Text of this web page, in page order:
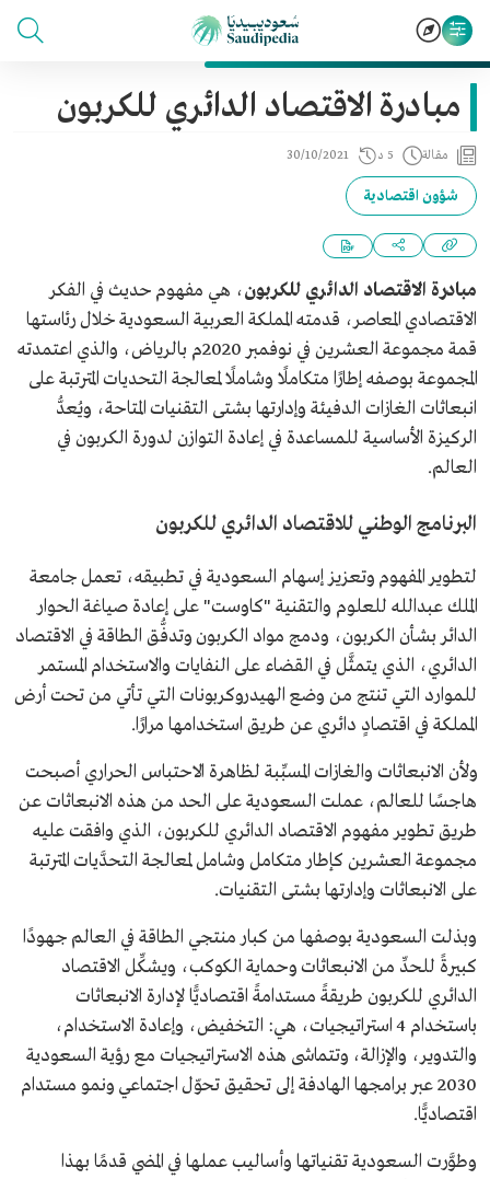
مبادرة الاقتصاد الدائري للكربون
مقالة 5 د 30/10/2021
شؤون اقتصادية
مبادرة الاقتصاد الدائري للكربون، هي مفهوم حديث في الفكر
الاقتصادي المعاصر، قدمته المملكة العربية السعودية خلال رئاستها
قمة مجموعة العشرين في نوفمبر 2020م بالرياض، والذي اعتمدته
المجموعة بوصفه إطارًا متكاملًا وشاملًا لمعالجة التحديات المترتبة على
انبعاثات الغازات الدفيئة وإدارتها بشتى التقنيات المتاحة، ويُعدُّ
الركيزة الأساسية للمساعدة في إعادة التوازن لدورة الكربون في
العالم.
البرنامج الوطني للاقتصاد الدائري للكربون
لتطوير المفهوم وتعزيز إسهام السعودية في تطبيقه، تعمل جامعة
الملك عبدالله للعلوم والتقنية "كاوست" على إعادة صياغة الحوار
الدائر بشأن الكربون، ودمج مواد الكربون وتدفُّق الطاقة في الاقتصاد
الدائري، الذي يتمثَّل في القضاء على النفايات والاستخدام المستمر
للموارد التي تنتج من وضع الهيدروكربونات التي تأتي من تحت أرض
المملكة في اقتصادٍ دائري عن طريق استخدامها مرارًا.
ولأن الانبعاثات والغازات المسبِّبة لظاهرة الاحتباس الحراري أصبحت
هاجسًا للعالم، عملت السعودية على الحد من هذه الانبعاثات عن
طريق تطوير مفهوم الاقتصاد الدائري للكربون، الذي وافقت عليه
مجموعة العشرين كإطار متكامل وشامل لمعالجة التحدَّيات المترتبة
على الانبعاثات وإدارتها بشتى التقنيات.
وبذلت السعودية بوصفها من كبار منتجي الطاقة في العالم جهودًا
كبيرةً للحدِّ من الانبعاثات وحماية الكوكب، ويشكِّل الاقتصاد
الدائري للكربون طريقةً مستدامةً اقتصاديًّا لإدارة الانبعاثات
باستخدام 4 استراتيجيات، هي: التخفيض، وإعادة الاستخدام،
والتدوير، والإزالة، وتتماشى هذه الاستراتيجيات مع رؤية السعودية
2030 عبر برامجها الهادفة إلى تحقيق تحوّل اجتماعي ونمو مستدام
اقتصاديًّا.
وطوَّرت السعودية تقنياتها وأساليب عملها في المضي قدمًا بهذا